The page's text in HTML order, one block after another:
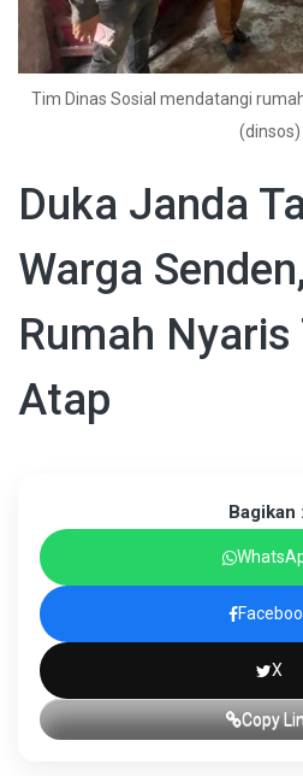
Tim Dinas Sosial mendatangi
(dinsos)
Duka Janda
Warga
Rumah Nyaris
Atap
Bagikan :
X
Copy